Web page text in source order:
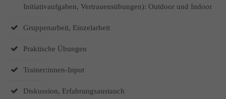
Initiativaufgaben, Vertrauensübungen): Outdoor und Indoor
Gruppenarbeit, Einzelarbeit
Praktische Übungen
Trainer:innen-Input
Diskussion, Erfahrungsaustauch